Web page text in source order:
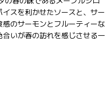
スを利かせたソースと、サー
のサーモンとフルーティーな
いが春の訪れを感じさせる一